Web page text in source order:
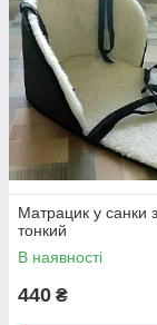
Матрацик у санки
тонкий
В наявності
440 ₴